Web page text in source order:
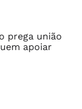
prega união
apoiar